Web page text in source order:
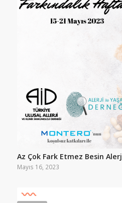
Az Çok Fark Etmez Besin
Mayıs 16, 2023